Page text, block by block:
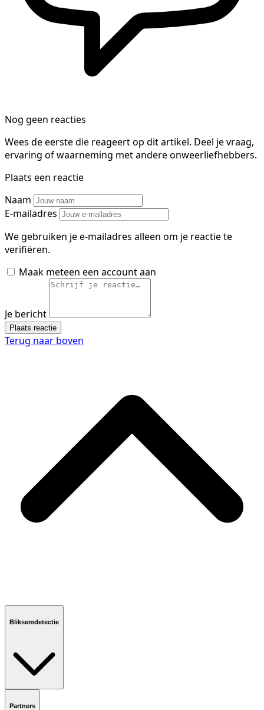
Nog geen reacties
Wees de eerste die reageert op dit artikel. Deel je vraag,
ervaring of waarneming met andere onweerliefhebbers.
Plaats een reactie
Naam
E-mailadres
We gebruiken je e-mailadres alleen om je reactie te
verifiëren.
Maak meteen een account aan
Je bericht
Plaats reactie
Terug naar boven
Bliksemdetectie
Partners